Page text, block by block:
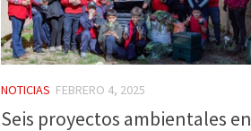
NOTICIAS FEBRERO 4, 2025
Seis proyectos ambientales en